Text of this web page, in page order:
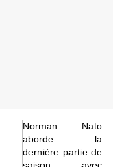
Norman Nato
aborde la
dernière partie de